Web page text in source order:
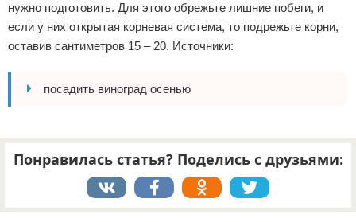
нужно подготовить. Для этого обрежьте лишние побеги, и
если у них открытая корневая система, то подрежьте корни,
оставив сантиметров 15 – 20. Источники:
посадить виноград осенью
Понравилась статья? Поделись с друзьями: